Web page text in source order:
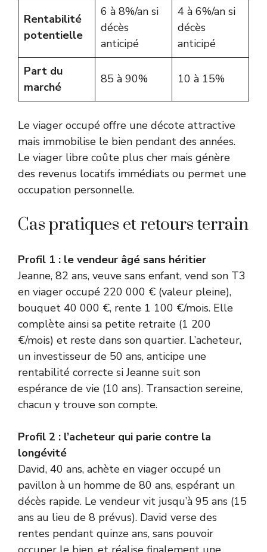
Rentabilité
potentielle
6 à 8%/an si
décès
anticipé
4 à 6%/an si
décès
anticipé
Part du
marché
85 à 90% 10 à 15%
Le viager occupé offre une décote attractive
mais immobilise le bien pendant des années.
Le viager libre coûte plus cher mais génère
des revenus locatifs immédiats ou permet une
occupation personnelle.
Cas pratiques et retours terrain
Profil 1 : le vendeur âgé sans héritier
Jeanne, 82 ans, veuve sans enfant, vend son T3
en viager occupé 220 000 € (valeur pleine),
bouquet 40 000 €, rente 1 100 €/mois. Elle
complète ainsi sa petite retraite (1 200
€/mois) et reste dans son quartier. L’acheteur,
un investisseur de 50 ans, anticipe une
rentabilité correcte si Jeanne suit son
espérance de vie (10 ans). Transaction sereine,
chacun y trouve son compte.
Profil 2 : l’acheteur qui parie contre la
longévité
David, 40 ans, achète en viager occupé un
pavillon à un homme de 80 ans, espérant un
décès rapide. Le vendeur vit jusqu’à 95 ans (15
ans au lieu de 8 prévus). David verse des
rentes pendant quinze ans, sans pouvoir